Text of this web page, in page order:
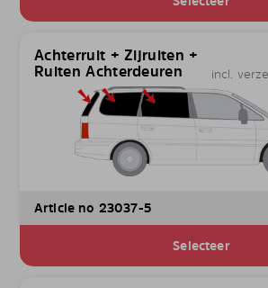
Achterruit + Zijruiten +
Ruiten Achterdeuren
incl.
Article no 23037-5
Selecteer